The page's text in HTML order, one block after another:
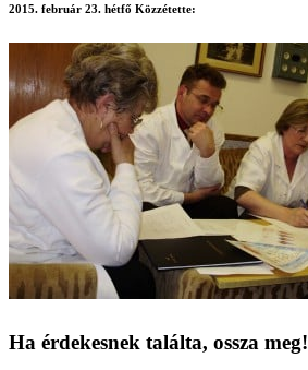
2015. február 23. hétfő Közzétette:
Ha érdekesnek találta, ossza meg!